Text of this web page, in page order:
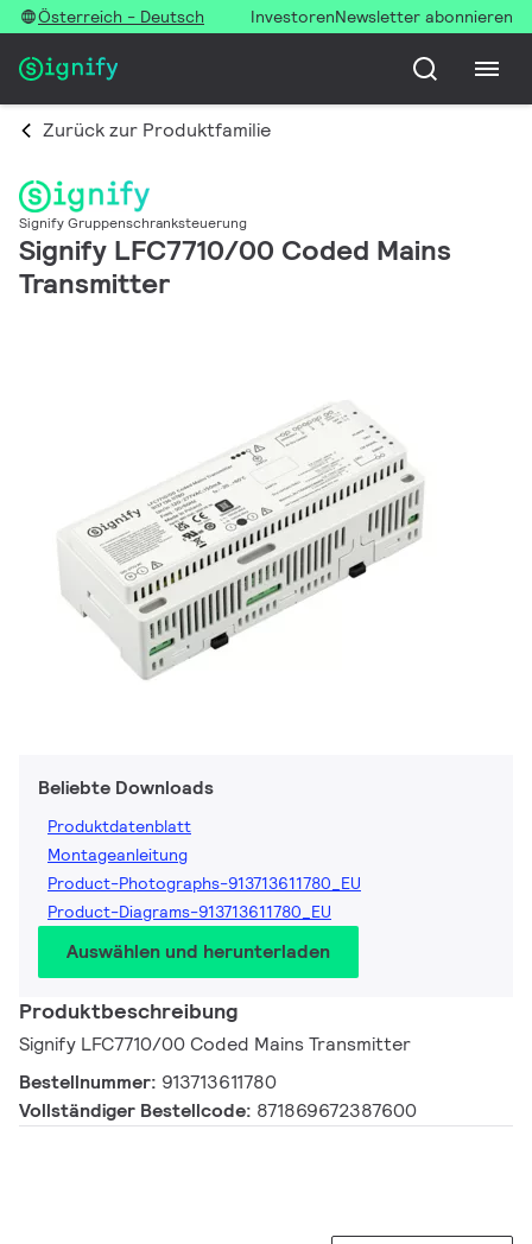
Österreich - Deutsch InvestorenNewsletter abonnieren
Zurück zur Produktfamilie
Signify Gruppenschranksteuerung
Signify LFC7710/00 Coded Mains
Transmitter
Beliebte Downloads
Produktdatenblatt
Montageanleitung
Product-Photographs-913713611780_EU
Product-Diagrams-913713611780_EU
Auswählen und herunterladen
Produktbeschreibung
Signify LFC7710/00 Coded Mains Transmitter
Bestellnummer: 913713611780
Vollständiger Bestellcode: 871869672387600